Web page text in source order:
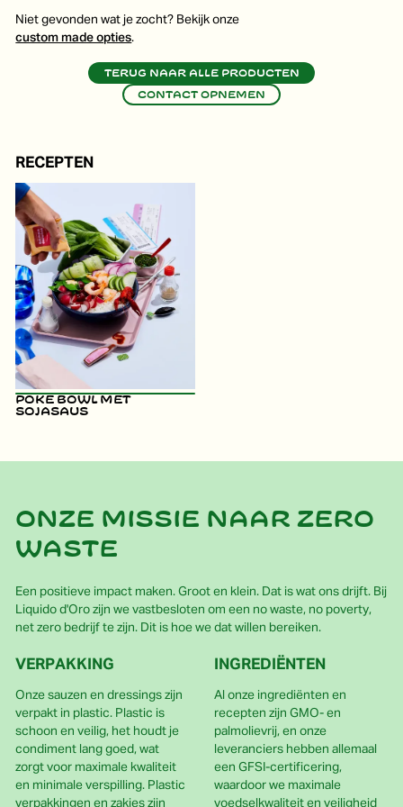
Niet gevonden wat je zocht? Bekijk onze
custom made opties.
Terug naar alle producten
Contact opnemen
RECEPTEN
Poke bowl met
sojasaus
Onze missie naar zero
waste
Een positieve impact maken. Groot en klein. Dat is wat ons drijft. Bij
Liquido d'Oro zijn we vastbesloten om een no waste, no poverty,
net zero bedrijf te zijn. Dit is hoe we dat willen bereiken.
VERPAKKING
Onze sauzen en dressings zijn
verpakt in plastic. Plastic is
schoon en veilig, het houdt je
condiment lang goed, wat
zorgt voor maximale kwaliteit
en minimale verspilling. Plastic
verpakkingen en zakjes zijn
INGREDIËNTEN
Al onze ingrediënten en
recepten zijn GMO- en
palmolievrij, en onze
leveranciers hebben allemaal
een GFSI-certificering,
waardoor we maximale
voedselkwaliteit en veiligheid